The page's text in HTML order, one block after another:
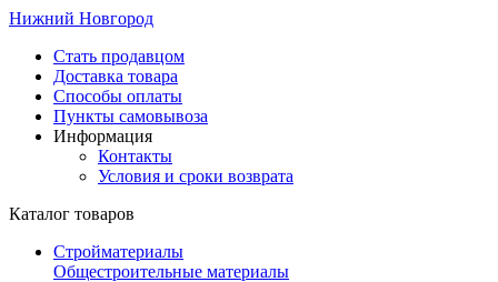
Нижний Новгород
Стать продавцом
Доставка товара
Способы оплаты
Пункты самовывоза
Информация
Контакты
Условия и сроки возврата
Каталог товаров
Стройматериалы
Общестроительные материалы